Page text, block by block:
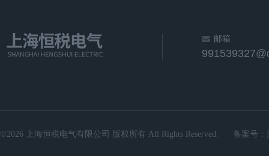
邮箱
©2026 上海恒税电气有限公司 版权所有 All Rights Reserved. 备案号：